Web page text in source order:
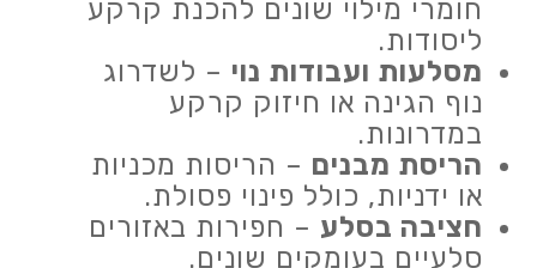
חומרי מילוי שונים להכנת קרקע
ליסודות.
מסלעות ועבודות נוי – לשדרוג
נוף הגינה או חיזוק קרקע
במדרונות.
הריסת מבנים – הריסות מכניות
או ידניות, כולל פינוי פסולת.
חציבה בסלע – חפירות באזורים
סלעיים בעומקים שונים.